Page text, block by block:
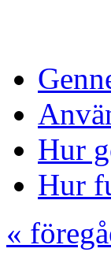
Hur
Hur
«